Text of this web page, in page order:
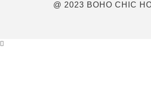
@ 2023 BOHO CHIC